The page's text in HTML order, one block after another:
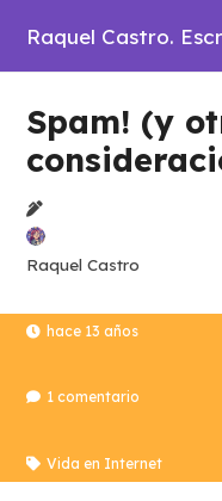
Raquel Castro.
Spam! (y
Raquel Castro
hace 13 años
1comentario
Vida en Internet